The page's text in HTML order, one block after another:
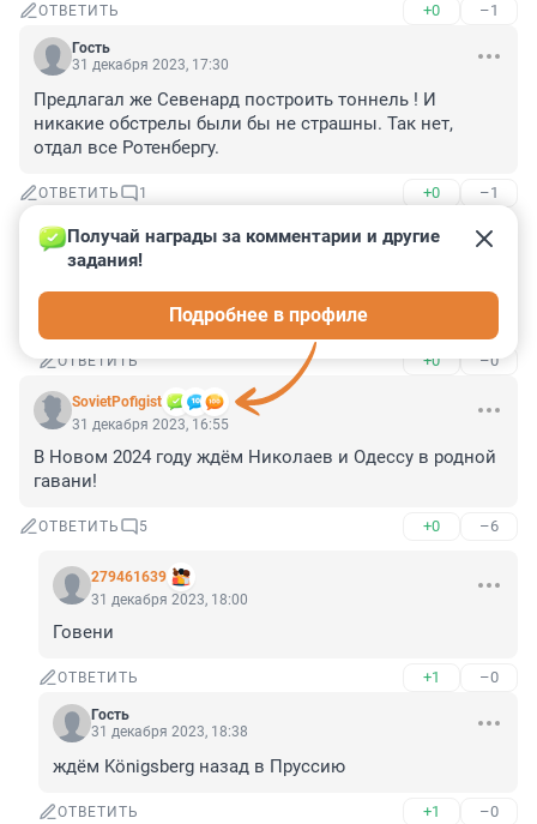
ОТВЕТИТЬ +0 –1
Гость
31 декабря 2023, 17:30
Предлагал же Севенард построить тоннель ! И
никакие обстрелы были бы не страшны. Так нет,
отдал все Ротенбергу.
ОТВЕТИТЬ 1 +0 –1
Гость
31 декабря 2023, 18:14
Ага можнож былоб и масквичей и новочеркассцев
наблюдать былобы из того тоннелляя ))
ОТВЕТИТЬ +0 –0
SovietPofigist
Получай награды за комментарии и другие
задания!
Подробнее в профиле
31 декабря 2023, 16:55
В Новом 2024 году ждём Николаев и Одессу в родной
гавани!
ОТВЕТИТЬ 5 +0 –6
279461639
31 декабря 2023, 18:00
Говени
ОТВЕТИТЬ +1 –0
Гость
31 декабря 2023, 18:38
ждём Königsberg назад в Пруссию
ОТВЕТИТЬ +1 –0